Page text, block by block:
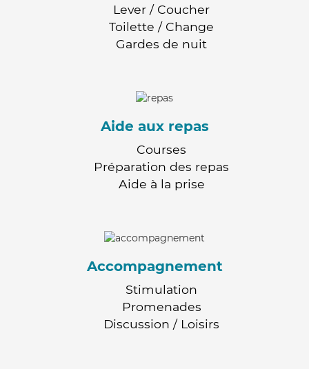
Lever / Coucher
Toilette / Change
Gardes de nuit
Aide aux repas
Courses
Préparation des repas
Aide à la prise
Accompagnement
Stimulation
Promenades
Discussion / Loisirs